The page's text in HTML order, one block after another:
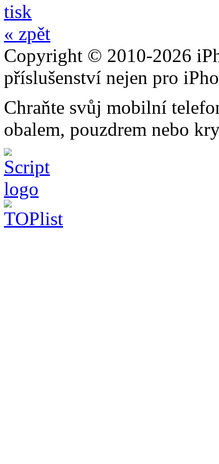
tisk
« zpět
Copyright © 2010-2026
příslušenství nejen pro
Chraňte svůj mobilní
obalem, pouzdrem nebo